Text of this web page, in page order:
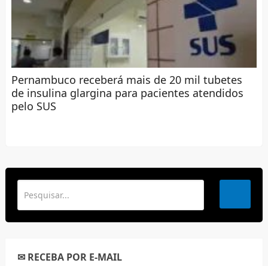
Pernambuco receberá mais de 20 mil tubetes
de insulina glargina para pacientes atendidos
pelo SUS
✉ RECEBA POR E-MAIL